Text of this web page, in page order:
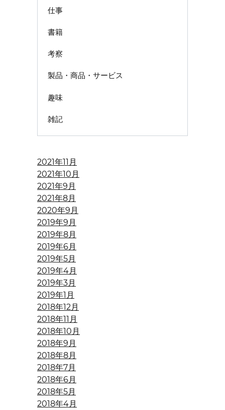
仕事
書籍
考察
製品・商品・サービス
趣味
雑記
2021年11月
2021年10月
2021年9月
2021年8月
2020年9月
2019年9月
2019年8月
2019年6月
2019年5月
2019年4月
2019年3月
2019年1月
2018年12月
2018年11月
2018年10月
2018年9月
2018年8月
2018年7月
2018年6月
2018年5月
2018年4月